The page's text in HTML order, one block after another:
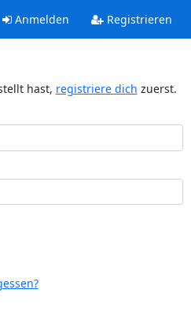
Anmelden Registrieren
hast, registriere dich zuerst.